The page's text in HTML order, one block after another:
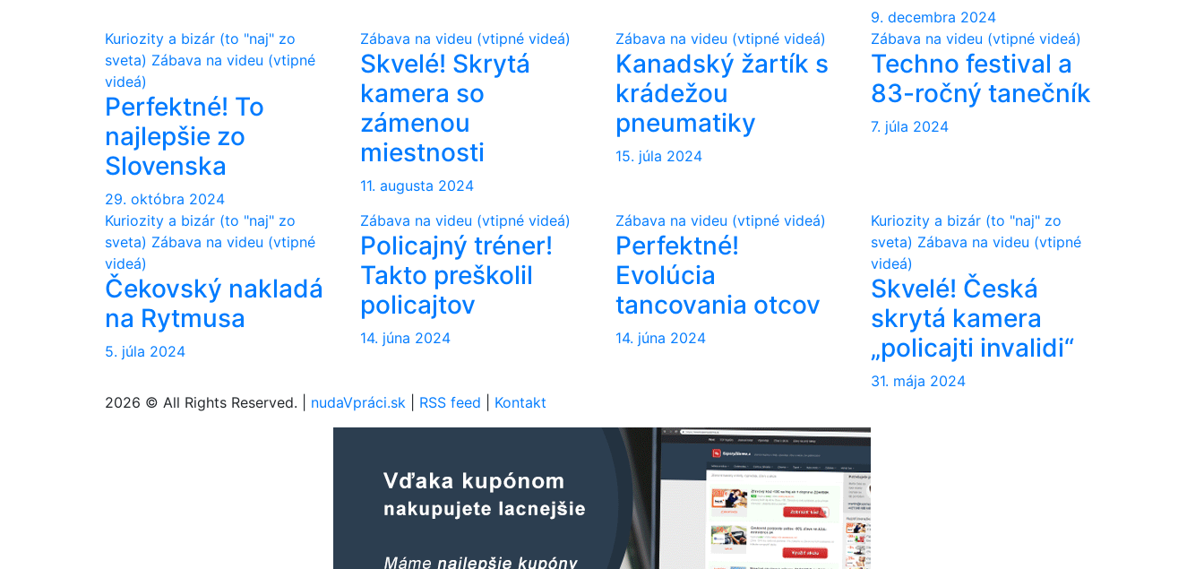
9. decembra 2024
Kuriozity a bizár (to "naj" zo
sveta) Zábava na videu (vtipné
videá)
Perfektné! To
najlepšie zo
Slovenska
29. októbra 2024
Zábava na videu (vtipné videá)
Skvelé! Skrytá
kamera so
zámenou
miestnosti
11. augusta 2024
Zábava na videu (vtipné videá)
Kanadský žartík s
krádežou
pneumatiky
15. júla 2024
Zábava na videu (vtipné videá)
Techno festival a
83-ročný tanečník
7. júla 2024
Kuriozity a bizár (to "naj" zo
sveta) Zábava na videu (vtipné
videá)
Čekovský nakladá
na Rytmusa
5. júla 2024
Zábava na videu (vtipné videá)
Policajný tréner!
Takto preškolil
policajtov
14. júna 2024
Zábava na videu (vtipné videá)
Perfektné!
Evolúcia
tancovania otcov
14. júna 2024
Kuriozity a bizár (to "naj" zo
sveta) Zábava na videu (vtipné
videá)
Skvelé! Česká
skrytá kamera
„policajti invalidi“
31. mája 2024
2026 © All Rights Reserved. | nudaVpráci.sk RSS feed Kontakt